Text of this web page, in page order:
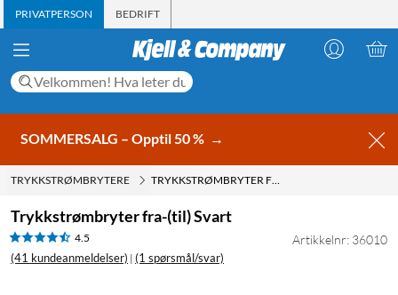
PRIVATPERSON BEDRIFT
SOMMERSALG – Opptil 50 % →
TRYKKSTRØMBRYTERE TRYKKSTRØMBRYTER FRA-(TIL) SVART
Trykkstrømbryter fra-(til) Svart
4.5
(41 kundeanmeldelser) | (1 spørsmål/svar)
Artikkelnr: 36010